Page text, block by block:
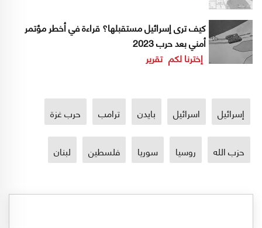
كيف ترى إسرائيل مستقبلها؟ قراءة في أخطر مؤتمر
أمني بعد حرب 2023
إخترنا لكم تقرير
إسرائيل اسرائيل بايدن ترامب حرب غزة
حزب الله روسيا سوريا فلسطين لبنان